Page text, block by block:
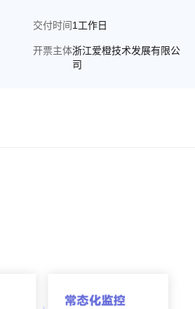
交付时间1工作日
开票主体浙江爱橙技术发展有限公
司